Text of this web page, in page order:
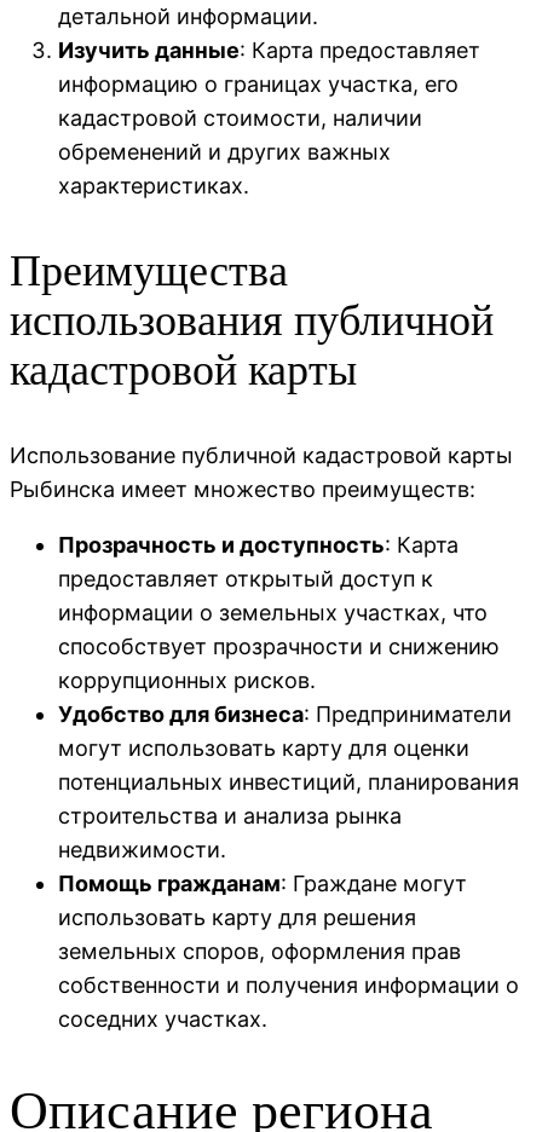
детальной информации.
Изучить данные: Карта предоставляет
информацию о границах участка, его
кадастровой стоимости, наличии
обременений и других важных
характеристиках.
Преимущества
использования публичной
кадастровой карты
Использование публичной кадастровой карты
Рыбинска имеет множество преимуществ:
Прозрачность и доступность: Карта
предоставляет открытый доступ к
информации о земельных участках, что
способствует прозрачности и снижению
коррупционных рисков.
Удобство для бизнеса: Предприниматели
могут использовать карту для оценки
потенциальных инвестиций, планирования
строительства и анализа рынка
недвижимости.
Помощь гражданам: Граждане могут
использовать карту для решения
земельных споров, оформления прав
собственности и получения информации о
соседних участках.
Описание региона